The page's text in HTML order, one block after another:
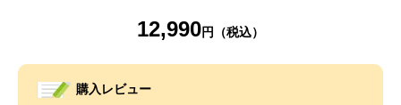
12,990
購入レビュー